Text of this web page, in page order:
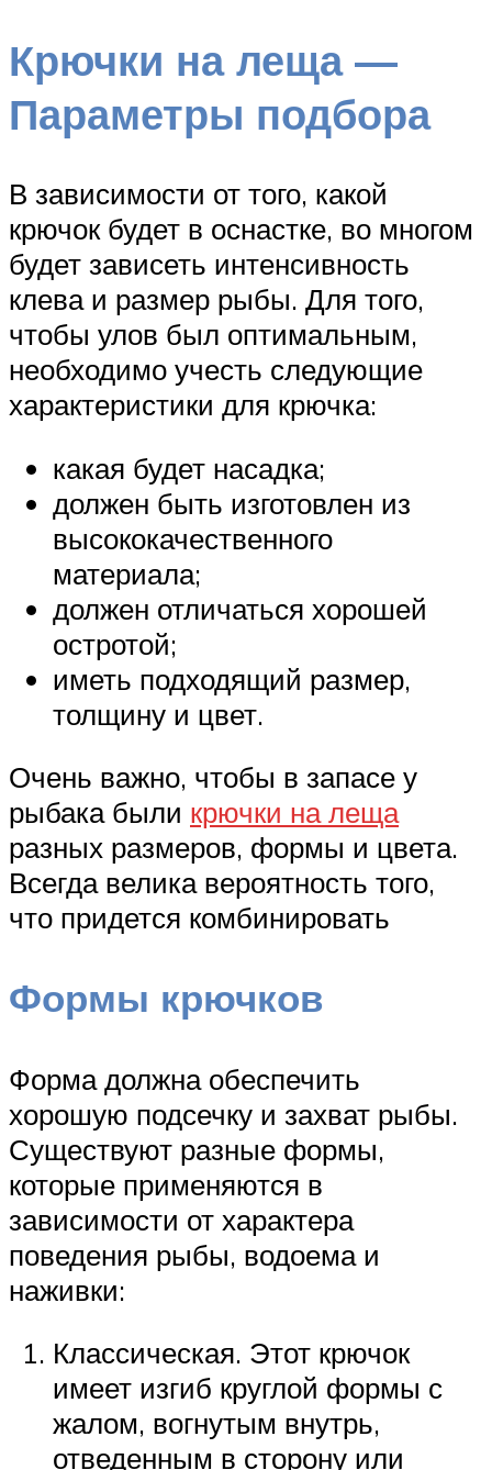
Крючки на леща —
Параметры подбора
В зависимости от того, какой
крючок будет в оснастке, во многом
будет зависеть интенсивность
клева и размер рыбы. Для того,
чтобы улов был оптимальным,
необходимо учесть следующие
характеристики для крючка:
какая будет насадка;
должен быть изготовлен из
высококачественного
материала;
должен отличаться хорошей
остротой;
иметь подходящий размер,
толщину и цвет.
Очень важно, чтобы в запасе у
рыбака были крючки на леща
разных размеров, формы и цвета.
Всегда велика вероятность того,
что придется комбинировать
Формы крючков
Форма должна обеспечить
хорошую подсечку и захват рыбы.
Существуют разные формы,
которые применяются в
зависимости от характера
поведения рыбы, водоема и
наживки:
Классическая. Этот крючок
имеет изгиб круглой формы с
жалом, вогнутым внутрь,
отведенным в сторону или